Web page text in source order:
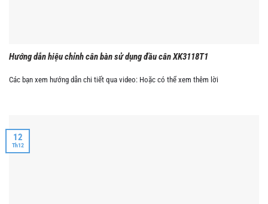
Hướng dẫn hiệu chỉnh cân bàn sử dụng đầu cân XK3118T1
Các bạn xem hướng dẫn chi tiết qua video: Hoặc có thể xem thêm lời
12
Th12